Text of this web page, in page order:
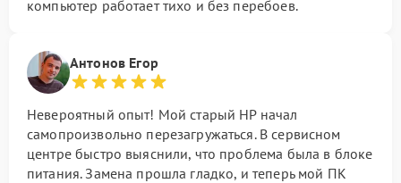
компьютер работает тихо и без перебоев.
Антонов Егор
Невероятный опыт! Мой старый HP начал
самопроизвольно перезагружаться. В сервисном
центре быстро выяснили, что проблема была в блоке
питания. Замена прошла гладко, и теперь мой ПК